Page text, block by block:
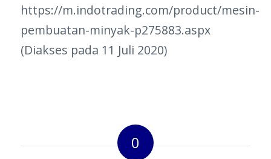
https://m.indotrading.com/product/mesin-
pembuatan-minyak-p275883.aspx
(Diakses pada 11 Juli 2020)
0